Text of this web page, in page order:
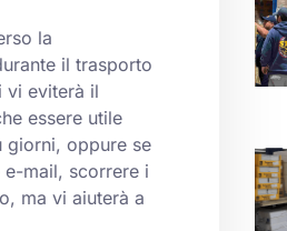
la
il trasporto
vi eviterà il
essere utile
giorni, oppure se
mail, scorrere i
ma vi aiuterà a